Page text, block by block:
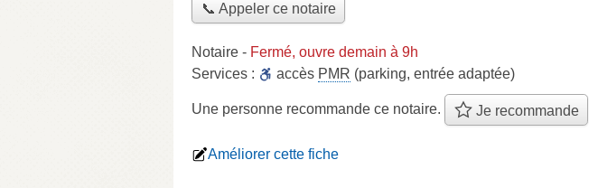
📞 Appeler ce notaire
Notaire - Fermé, ouvre demain à 9h
Services :
accès PMR (parking, entrée adaptée)
Une personne recommande ce notaire. Je recommande
Améliorer cette fiche